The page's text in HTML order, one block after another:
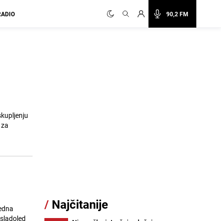
90,2 FM
/ Najčitanije